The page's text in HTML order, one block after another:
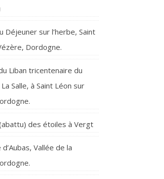
Déjeuner sur l’herbe, Saint
Dordogne.
Liban tricentenaire du
Salle, à Saint Léon sur
des étoiles à Vergt
Vallée de la